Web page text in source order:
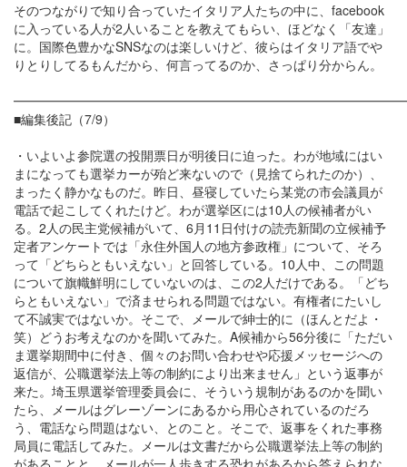
そのつながりで知り合っていたイタリア人たちの中に、facebook
に入っている人が2人いることを教えてもらい、ほどなく「友達」
に。国際色豊かなSNSなのは楽しいけど、彼らはイタリア語でや
りとりしてるもんだから、何言ってるのか、さっぱり分からん。
■編集後記（7/9）
・いよいよ参院選の投開票日が明後日に迫った。わが地域にはい
まになっても選挙カーが殆ど来ないので（見捨てられたのか）、
まったく静かなものだ。昨日、昼寝していたら某党の市会議員が
電話で起こしてくれたけど。わが選挙区には10人の候補者がい
る。2人の民主党候補がいて、6月11日付けの読売新聞の立候補予
定者アンケートでは「永住外国人の地方参政権」について、そろ
って「どちらともいえない」と回答している。10人中、この問題
について旗幟鮮明にしていないのは、この2人だけである。「どち
らともいえない」で済ませられる問題ではない。有権者にたいし
て不誠実ではないか。そこで、メールで紳士的に（ほんとだよ・
笑）どうお考えなのかを聞いてみた。A候補から56分後に「ただい
ま選挙期間中に付き、個々のお問い合わせや応援メッセージへの
返信が、公職選挙法上等の制約により出来ません」という返事が
来た。埼玉県選挙管理委員会に、そういう規制があるのかを聞い
たら、メールはグレーゾーンにあるから用心されているのだろ
う、電話なら問題はない、とのこと。そこで、返事をくれた事務
局員に電話してみた。メールは文書だから公職選挙法上等の制約
があることと、メールが一人歩きする恐れがあるから答えられな